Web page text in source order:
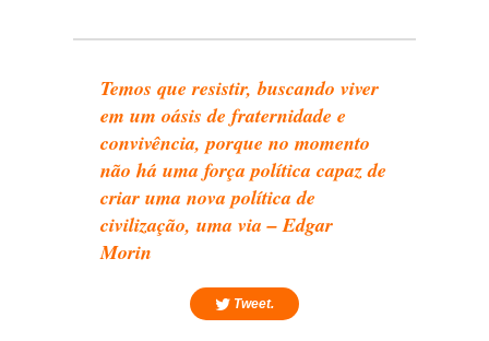
Temos que resistir, buscando viver
em um oásis de fraternidade e
convivência, porque no momento
não há uma força política capaz de
criar uma nova política de
civilização, uma via – Edgar
Morin
Tweet.